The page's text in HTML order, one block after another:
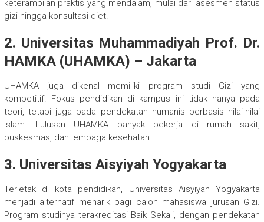
keterampilan praktis yang mendalam, mulai dari asesmen status
gizi hingga konsultasi diet.
2. Universitas Muhammadiyah Prof. Dr.
HAMKA (UHAMKA) – Jakarta
UHAMKA juga dikenal memiliki program studi Gizi yang
kompetitif. Fokus pendidikan di kampus ini tidak hanya pada
teori, tetapi juga pada pendekatan humanis berbasis nilai-nilai
Islam. Lulusan UHAMKA banyak bekerja di rumah sakit,
puskesmas, dan lembaga kesehatan.
3. Universitas Aisyiyah Yogyakarta
Terletak di kota pendidikan, Universitas Aisyiyah Yogyakarta
menjadi alternatif menarik bagi calon mahasiswa jurusan Gizi.
Program studinya terakreditasi Baik Sekali, dengan pendekatan